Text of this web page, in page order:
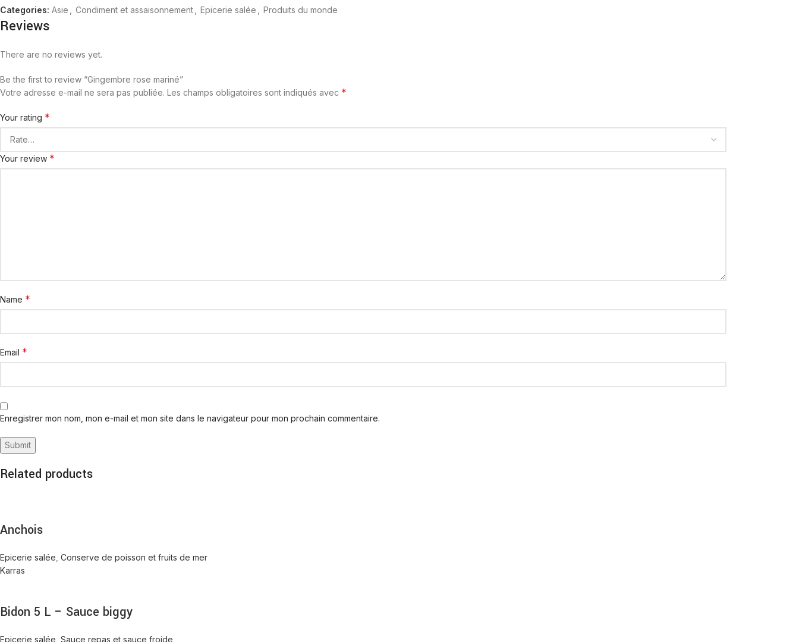
Categories: Asie Condiment et assaisonnement Epicerie salée Produits du monde
Reviews
There are no reviews yet.
Be the first to review “Gingembre rose mariné”
Votre adresse e-mail ne sera pas publiée. Les champs obligatoires sont indiqués avec *
Your rating *
Your review *
Name *
Email *
Enregistrer mon nom, mon e-mail et mon site dans le navigateur pour mon prochain commentaire.
Related products
Anchois
Epicerie salée Conserve de poisson et fruits de mer
Karras
Bidon 5 L – Sauce biggy
Epicerie salée Sauce repas et sauce froide